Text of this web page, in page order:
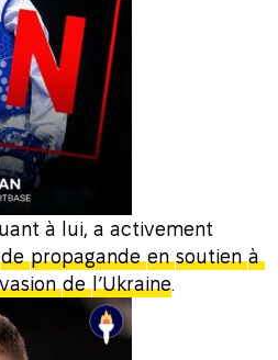
à lui, a activement
de propagande en soutien à
de l’Ukraine.